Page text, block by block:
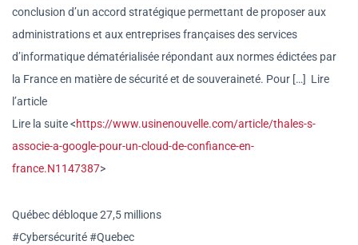
conclusion d’un accord stratégique permettant de proposer aux
administrations et aux entreprises françaises des services
d’informatique dématérialisée répondant aux normes édictées par
la France en matière de sécurité et de souveraineté. Pour […] Lire
l’article
Lire la suite <https://www.usinenouvelle.com/article/thales-s-
associe-a-google-pour-un-cloud-de-confiance-en-
france.N1147387>
Québec débloque 27,5 millions
#Cybersécurité #Quebec